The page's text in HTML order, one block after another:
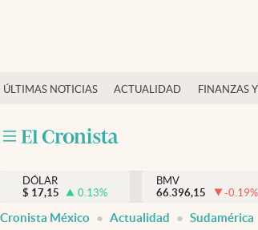
ÚLTIMAS NOTICIAS ACTUALIDAD FINANZAS
Actualidad
Internacionales
Opinión
DÓLAR
$ 17,15 0.13%
BMV
66.396,15
-0.19%
Cronista México Actualidad Sudamérica